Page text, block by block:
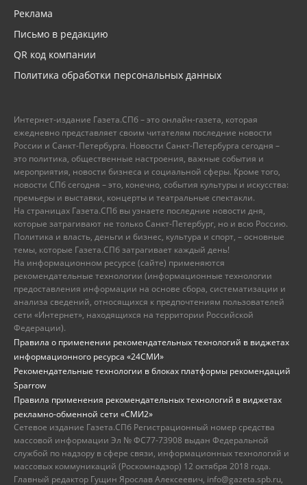
Реклама
Письмо в редакцию
QR код компании
Политика обработки персональных данных
Интернет-издание Газета.СПб – это онлайн-газета, которая
ежедневно представляет своим читателям последние новости
России и Санкт-Петербурга. Новости Санкт-Петербурга сегодня –
это политика, общественные настроения, важные события и
мероприятия, новости бизнеса и социальной сферы. Кроме того,
новости СПб сегодня – это, конечно, события культуры и искусства:
премьеры и выставки, концерты и театральные спектакли.
На страницах Газета.СПб вы узнаете последние новости дня,
которые затрагивают не только Санкт-Петербург, но и всю Россию.
Политика и власть, деньги и бизнес, культура и спорт, – основные
темы, которые Газета.СПб затрагивает каждый день!
На информационном ресурсе (сайте) применяются
рекомендательные технологии (информационные технологии
предоставления информации на основе сбора, систематизации и
анализа сведений, относящихся к предпочтениям пользователей
сети «Интернет», находящихся на территории Российской
Федерации).
Правила о применении рекомендательных технологий в виджетах
информационного ресурса «24СМИ»
Рекомендательные технологии в блоках платформы рекомендаций
Sparrow
Правила применения рекомендательных технологий в виджетах
рекламно-обменной сети «СМИ2»
Сетевое издание Газета.СПб Регистрационный номер средства
массовой информации Эл № ФС77-73908 выдан Федеральной
службой по надзору в сфере связи, информационных технологий и
массовых коммуникаций (Роскомнадзор) 12 октября 2018 года.
Главный редактор Гущин Ярослав Алексеевич, info@gazeta.spb.ru,